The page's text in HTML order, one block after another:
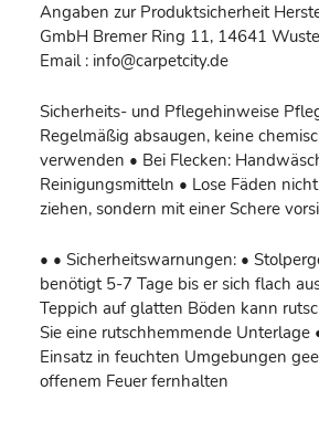
Angaben zur Produktsicherheit
GmbH Bremer Ring 11, 14641
Email : info@carpetcity.de
Sicherheits- und Pflegehinweise
Regelmäßig absaugen, keine
verwenden • Bei Flecken:
Reinigungsmitteln • Lose Fäden
ziehen, sondern mit einer Schere
• • Sicherheitswarnungen: •
benötigt 5-7 Tage bis er sich flach
Teppich auf glatten Böden kann
Sie eine rutschhemmende Unterlage
Einsatz in feuchten Umgebungen
offenem Feuer fernhalten